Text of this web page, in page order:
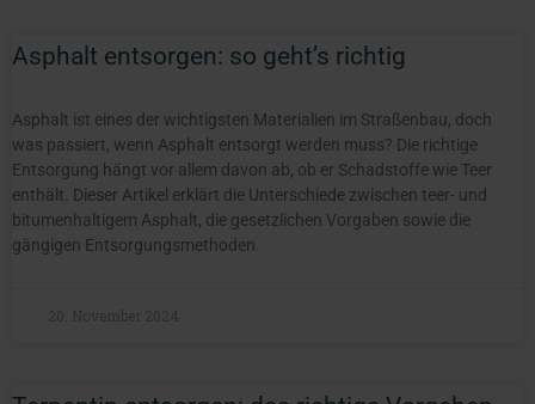
Asphalt entsorgen: so geht’s richtig
Asphalt ist eines der wichtigsten Materialien im Straßenbau, doch
was passiert, wenn Asphalt entsorgt werden muss? Die richtige
Entsorgung hängt vor allem davon ab, ob er Schadstoffe wie Teer
enthält. Dieser Artikel erklärt die Unterschiede zwischen teer- und
bitumenhaltigem Asphalt, die gesetzlichen Vorgaben sowie die
gängigen Entsorgungsmethoden.